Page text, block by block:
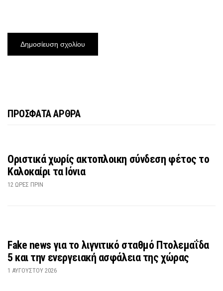
ΠΡΟΣΦΑΤΑ ΑΡΘΡΑ
Οριστικά χωρίς ακτοπλοικη σύνδεση φέτος το
Καλοκαίρι τα Ιόνια
12 ΏΡΕΣ ΠΡΙΝ
Fake news για το λιγνιτικό σταθμό Πτολεμαΐδα
5 και την ενεργειακή ασφάλεια της χώρας
1 ΑΥΓΟΎΣΤΟΥ 2026